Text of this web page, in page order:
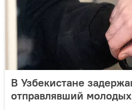
В Узбекистане
отправлявший